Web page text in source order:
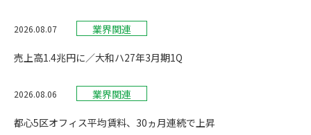
2026.08.07 業界関連
売上高1.4兆円に／大和ハ27年3月期1Q
2026.08.06 業界関連
都心5区オフィス平均賃料、30ヵ月連続で上昇